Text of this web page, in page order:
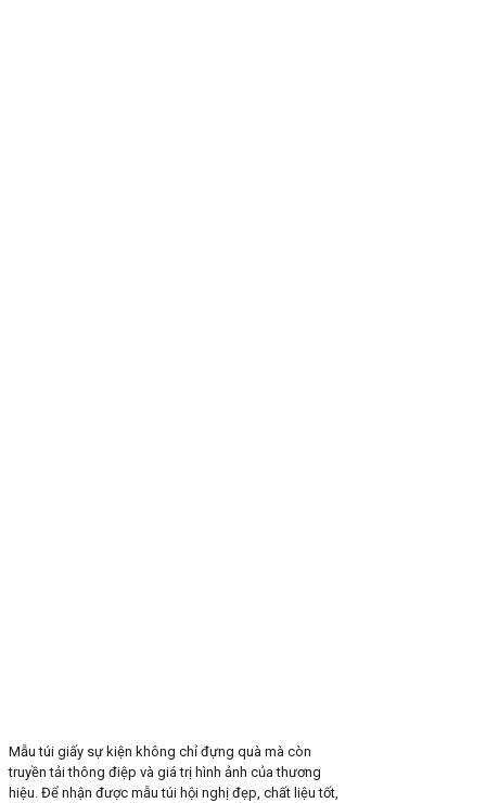
Mẫu túi giấy sự kiện không chỉ đựng quà mà còn
truyền tải thông điệp và giá trị hình ảnh của thương
hiệu. Để nhận được mẫu túi hội nghị đẹp, chất liệu tốt,